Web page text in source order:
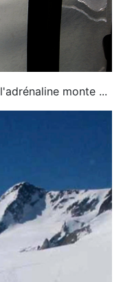
monte ...